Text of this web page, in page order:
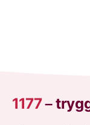
1177–